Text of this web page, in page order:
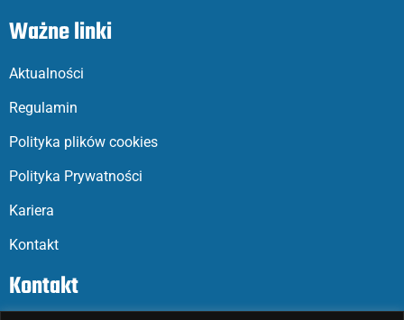
Ważne linki
Aktualności
Regulamin
Polityka plików cookies
Polityka Prywatności
Kariera
Kontakt
Kontakt